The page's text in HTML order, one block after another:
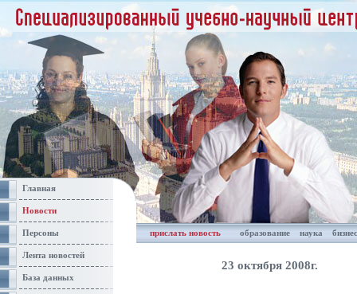
Главная
Новости
Персоны
Лента новостей
База данных
прислать новость образование наука бизнес
23 октября 2008г.